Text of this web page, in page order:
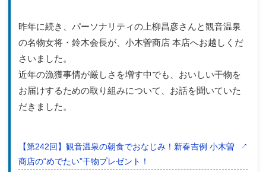
昨年に続き、パーソナリティの上柳昌彦さんと観音温泉
の名物女将・鈴木会長が、小木曽商店 本店へお越しくだ
さいました。
近年の漁獲事情が厳しさを増す中でも、おいしい干物を
お届けするための取り組みについて、お話を聞いていた
だきました。
【第242回】観音温泉の朝食でおなじみ！新春吉例 小木曽
商店の“めでたい”干物プレゼント！